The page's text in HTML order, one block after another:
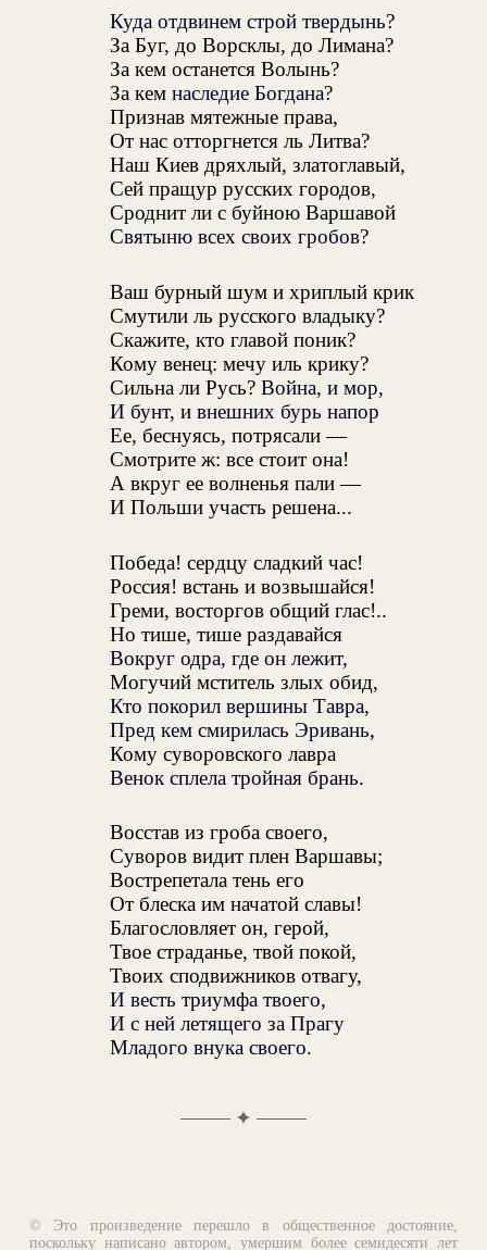
Куда отдвинем строй твердынь?
За Буг, до Ворсклы, до Лимана?
За кем останется Волынь?
За кемнаследие Богдана?
Признав мятежные права,
От нас отторгнется ль Литва?
Наш Киев дряхлый, златоглавый,
Сей пращур русских городов,
Сроднит ли с буйною Варшавой
Святыню всех своих гробов?
Ваш бурный шум и хриплый крик
Смутили ль русского владыку?
Скажите, кто главой поник?
Кому венец: мечу иль крику?
Сильна ли Русь?Война, и мор,
И бунт, ивнешних бурь напор
Ее, беснуясь, потрясали —
Смотрите ж: все стоит она!
А вкруг ее волненья пали —
И Польши участь решена...
Победа! сердцу сладкий час!
Россия! встань и возвышайся!
Греми, восторгов общий глас!..
Но тише, тише раздавайся
Вокруг одра, где он лежит,
Могучий мститель злых обид,
Кто покорил вершины Тавра,
Пред кем смирилась Эривань,
Кому суворовского лавра
Венок сплела тройная брань.
Восстав из гроба своего,
Суворов видит плен Варшавы;
Вострепетала тень его
От блеска им начатой славы!
Благословляет он, герой,
Твое страданье, твой покой,
Твоих сподвижников отвагу,
И весть триумфа твоего,
И с ней летящего за Прагу
Младого внука своего.
✦
© Это произведение перешло в общественное достояние,
поскольку написано автором, умершим более семидесяти лет